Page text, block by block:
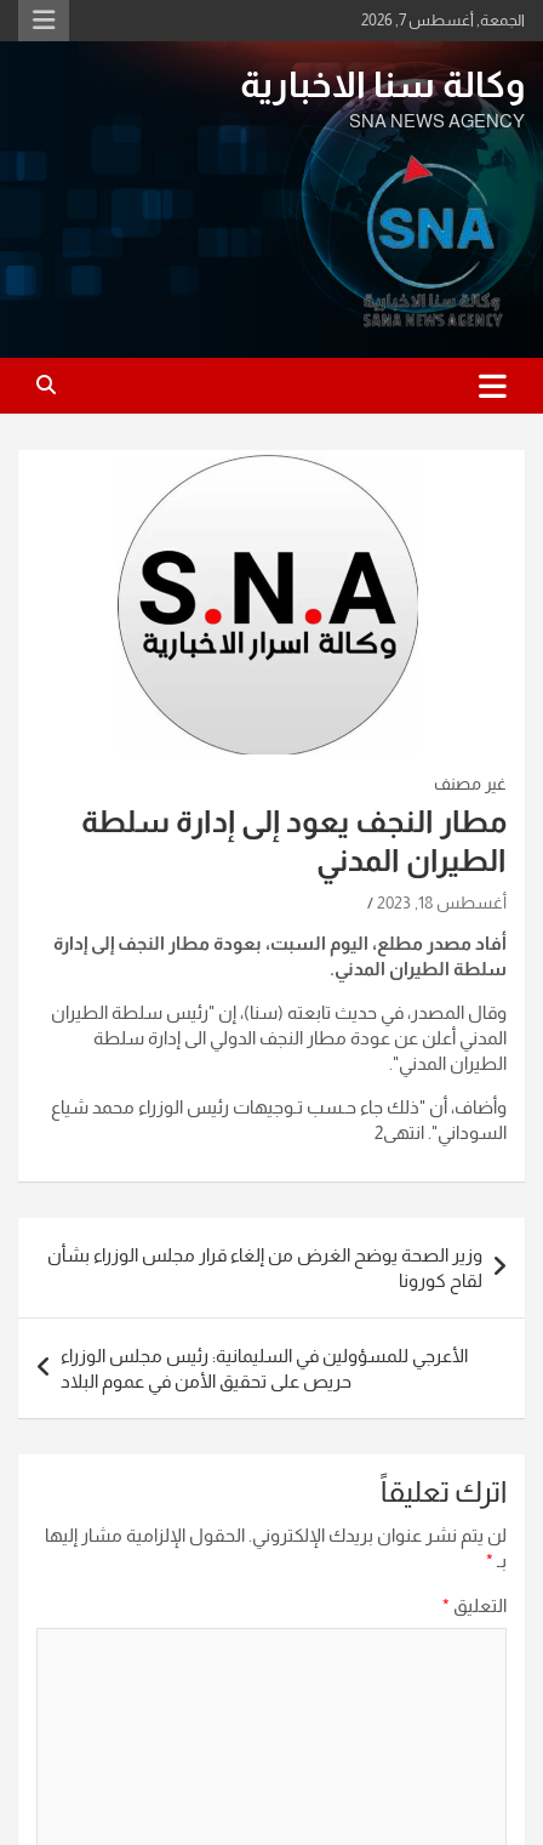
Skip
to
الجمعة, أغسطس 7, 2026
وكالة سنا الاخبارية
SNA NEWS AGENCY
غير مصنف
مطار النجف يعود إلى إدارة سلطة
الطيران المدني
أغسطس 18, 2023
أفاد مصدر مطلع، اليوم السبت، بعودة مطار النجف إلى إدارة
سلطة الطيران المدني.
وقال المصدر، في حديث تابعته (سنا)، إن "رئيس سلطة الطيران
المدني أعلن عن عودة مطار النجف الدولي الى إدارة سلطة
الطيران المدني".
وأضاف، أن "ذلك جاء حـسب تـوجيهات رئيس الوزراء محمد شياع
السوداني". انتهى2
المقالات
وزير الصحة يوضح الغرض من إلغاء قرار مجلس الوزراء بشأن
لقاح كورونا
الأعرجي للمسؤولين في السليمانية: رئيس مجلس الوزراء
حريص على تحقيق الأمن في عموم البلاد
اترك تعليقاً
لن يتم نشر عنوان بريدك الإلكتروني. الحقول الإلزامية مشار إليها
بـ *
التعليق *